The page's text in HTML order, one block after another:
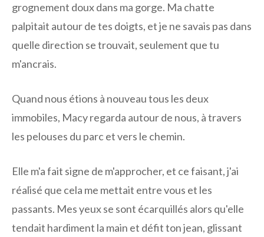
grognement doux dans ma gorge. Ma chatte
palpitait autour de tes doigts, et je ne savais pas dans
quelle direction se trouvait, seulement que tu
m'ancrais.
Quand nous étions à nouveau tous les deux
immobiles, Macy regarda autour de nous, à travers
les pelouses du parc et vers le chemin.
Elle m'a fait signe de m'approcher, et ce faisant, j'ai
réalisé que cela me mettait entre vous et les
passants. Mes yeux se sont écarquillés alors qu'elle
tendait hardiment la main et défit ton jean, glissant